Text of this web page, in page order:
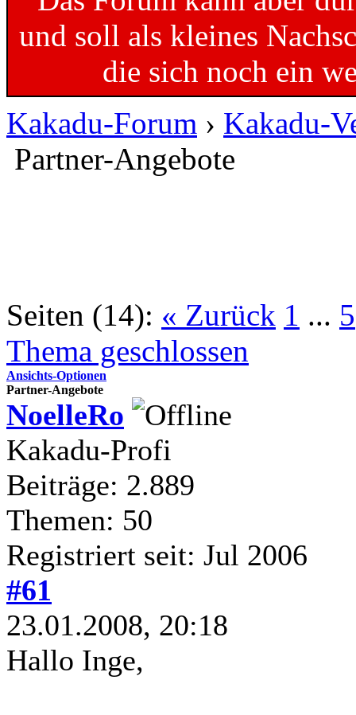
und soll als kleines
die sich noch ein
Kakadu-Forum › Kakadu-
Partner-Angebote
Seiten (14): « Zurück 1 ... 5
Thema geschlossen
Ansichts-Optionen
Partner-Angebote
NoelleRo
Kakadu-Profi
Beiträge: 2.889
Themen: 50
Registriert seit: Jul 2006
#61
23.01.2008, 20:18
Hallo Inge,